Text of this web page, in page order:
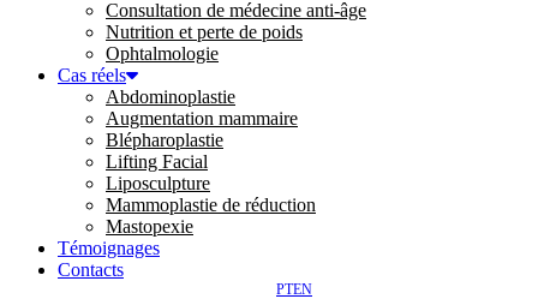
Consultation de médecine anti-âge
Nutrition et perte de poids
Ophtalmologie
Cas réels
Abdominoplastie
Augmentation mammaire
Blépharoplastie
Lifting Facial
Liposculpture
Mammoplastie de réduction
Mastopexie
Témoignages
Contacts
PTEN